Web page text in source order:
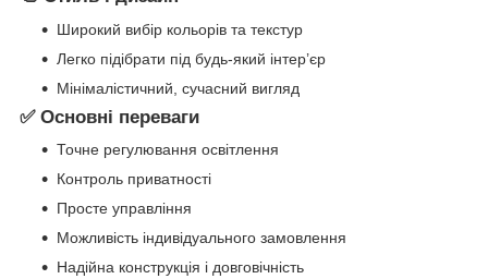
Широкий вибір кольорів та текстур
Легко підібрати під будь-який інтер’єр
Мінімалістичний, сучасний вигляд
✅ Основні переваги
Точне регулювання освітлення
Контроль приватності
Просте управління
Можливість індивідуального замовлення
Надійна конструкція і довговічність